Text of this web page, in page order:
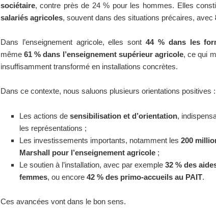
sociétaire, contre près de 24 % pour les hommes. Elles
salariés agricoles, souvent dans des situations précaires, avec
Dans l’enseignement agricole, elles sont44 % dans les
même61 % dans l’enseignement supérieur agricole, ce qui
insuffisamment transformé en installations concrètes.
Dans ce contexte, nous saluons plusieurs orientations positives :
Les actions desensibilisation et d’orientation,
les représentations ;
Les investissements importants, notamment les200
Marshall pour l’enseignement agricole ;
Le soutien à l’installation, avec par exemple32 % des
femmes, ou encore42 % des primo-accueils au PAIT.
Ces avancées vont dans le bon sens.